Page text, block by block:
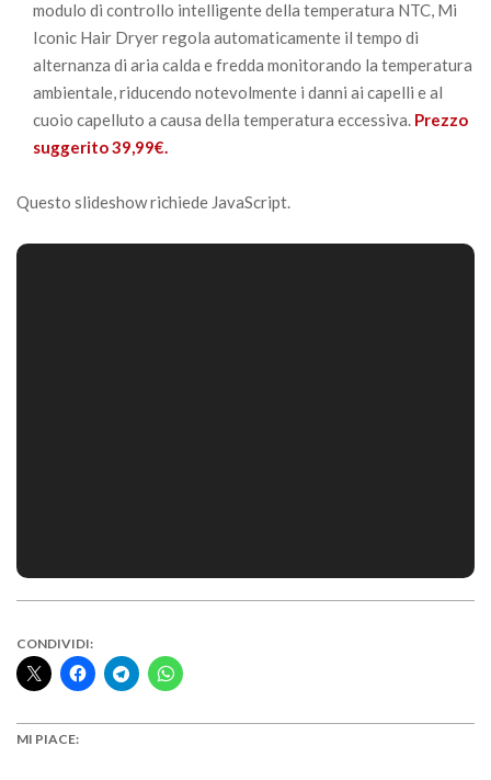
modulo di controllo intelligente della temperatura NTC, Mi
Iconic Hair Dryer regola automaticamente il tempo di
alternanza di aria calda e fredda monitorando la temperatura
ambientale, riducendo notevolmente i danni ai capelli e al
cuoio capelluto a causa della temperatura eccessiva. Prezzo
suggerito 39,99€.
Questo slideshow richiede JavaScript.
CONDIVIDI:
MI PIACE: